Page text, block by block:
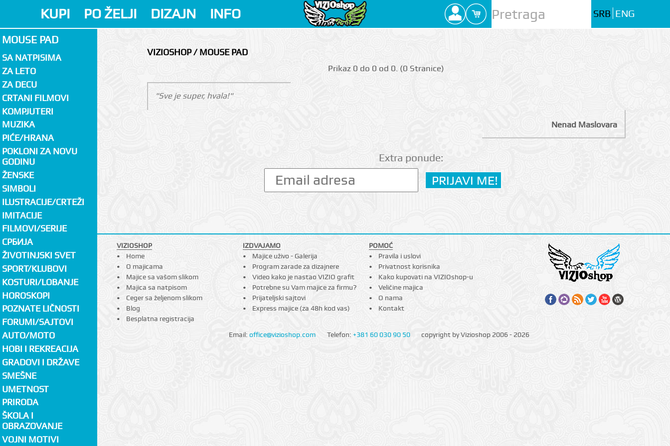
KUPI PO ŽELJI DIZAJN INFO SRB ENG
MOUSE PAD
SA NATPISIMA
ZA LETO
ZA DECU
CRTANI FILMOVI
KOMPJUTERI
MUZIKA
PIĆE/HRANA
POKLONI ZA NOVU
GODINU
ŽENSKE
SIMBOLI
ILUSTRACIJE/CRTEŽI
IMITACIJE
FILMOVI/SERIJE
СРБИЈА
ŽIVOTINJSKI SVET
SPORT/KLUBOVI
KOSTURI/LOBANJE
HOROSKOPI
POZNATE LIČNOSTI
FORUMI/SAJTOVI
AUTO/MOTO
HOBI I REKREACIJA
GRADOVI I DRŽAVE
SMEŠNE
UMETNOST
PRIRODA
ŠKOLA I
OBRAZOVANJE
VOJNI MOTIVI
VIZIOSHOP / MOUSE PAD
Prikаz 0 do 0 оd 0. (0 Strаnicе)
"Sve je super, hvala!"
Nenad Maslovara
Extra ponude:
VIZIOSHOP
Home
O majicama
Majice sa vašom slikom
Majica sa natpisom
Ceger sa željenom slikom
Blog
Besplatna registracija
IZDVAJAMO
Majice uživo - Galerija
Program zarade za dizajnere
Video kako je nastao VIZIO grafit
Potrebne su Vam majice za firmu?
Prijateljski sajtovi
Express majice (za 48h kod vas)
POMOĆ
Pravila i uslovi
Privatnost korisnika
Kako kupovati na VIZIOshop-u
Veličine majica
O nama
Kontakt
Email: office@vizioshop.com Telefon: +381 60 030 90 50 copyright by Vizioshop 2006 - 2026